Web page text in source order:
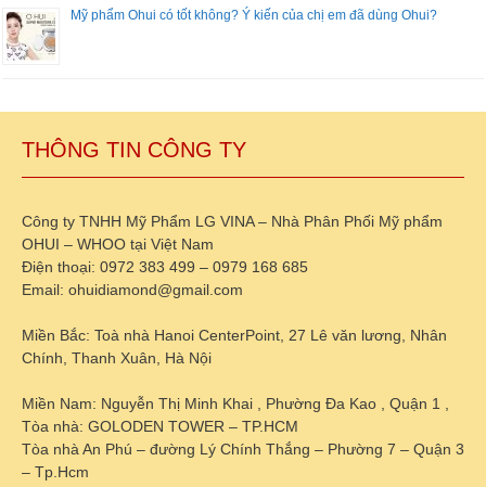
Mỹ phẩm Ohui có tốt không? Ý kiến của chị em đã dùng Ohui?
THÔNG TIN CÔNG TY
Công ty TNHH Mỹ Phẩm LG VINA – Nhà Phân Phối Mỹ phẩm
OHUI – WHOO tại Việt Nam
Điện thoại: 0972 383 499 – 0979 168 685
Email: ohuidiamond@gmail.com
Miền Bắc: Toà nhà Hanoi CenterPoint, 27 Lê văn lương, Nhân
Chính, Thanh Xuân, Hà Nội
Miền Nam: Nguyễn Thị Minh Khai , Phường Đa Kao , Quận 1 ,
Tòa nhà: GOLODEN TOWER – TP.HCM
Tòa nhà An Phú – đường Lý Chính Thắng – Phường 7 – Quận 3
– Tp.Hcm